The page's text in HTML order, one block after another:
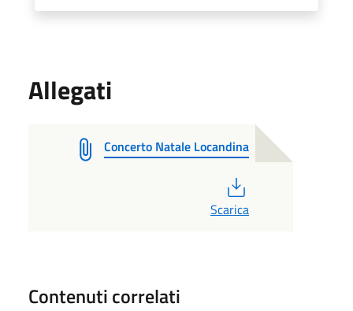
Allegati
Concerto Natale Locandina
Scarica
Contenuti correlati